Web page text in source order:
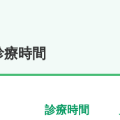
療時間
診療時間